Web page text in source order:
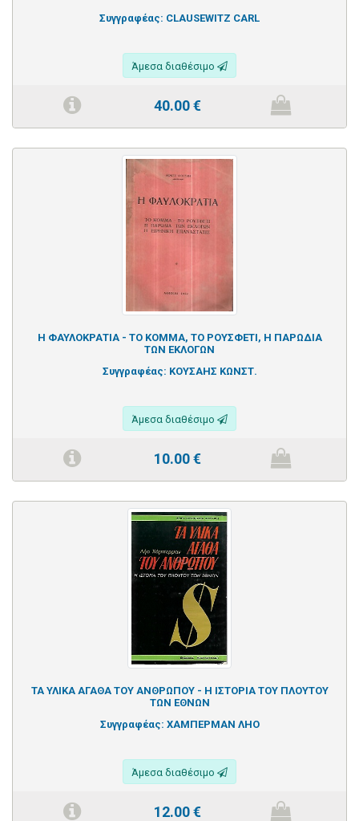
Συγγραφέας: CLAUSEWITZ CARL
Άμεσα διαθέσιμο
40.00€
Η ΦΑΥΛΟΚΡΑΤΙΑ - ΤΟ ΚΟΜΜΑ, ΤΟ ΡΟΥΣΦΕΤΙ, Η ΠΑΡΩΔΙΑ
ΤΩΝ ΕΚΛΟΓΩΝ
Συγγραφέας: ΚΟΥΣΑΗΣ ΚΩΝΣΤ.
Άμεσα διαθέσιμο
10.00€
ΤΑ ΥΛΙΚΑ ΑΓΑΘΑ ΤΟΥ ΑΝΘΡΩΠΟΥ - Η ΙΣΤΟΡΙΑ ΤΟΥ ΠΛΟΥΤΟΥ
ΤΩΝ ΕΘΝΩΝ
Συγγραφέας: ΧΑΜΠΕΡΜΑΝ ΛΗΟ
Άμεσα διαθέσιμο
12.00€